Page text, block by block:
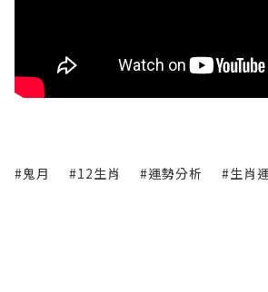
#鬼月 #12生肖 #運勢分析 #生肖